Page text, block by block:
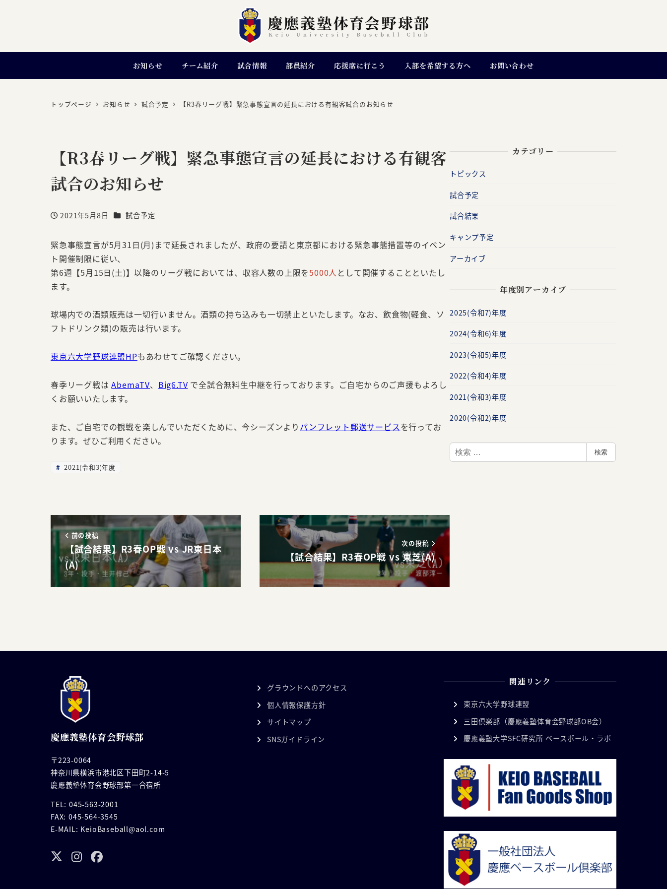
お知らせ チーム紹介 試合情報 部員紹介 応援席に行こう 入部を希望する方へ お問い合わせ
トップページ お知らせ 試合予定 【R3春リーグ戦】緊急事態宣言の延長における有観客試合のお知らせ
【R3春リーグ戦】緊急事態宣言の延長における有観客
試合のお知らせ
投稿日
2021年5月8日 カテゴリー
試合予定
緊急事態宣言が5月31日(月)まで延長されましたが、政府の要請と東京都における緊急事態措置等のイベン
ト開催制限に従い、
第6週【5月15日(土)】以降のリーグ戦においては、収容人数の上限を5000人 として開催することといたし
ます。
球場内での酒類販売は一切行いません。酒類の持ち込みも一切禁止といたします。なお、飲食物(軽食、ソ
フトドリンク類)の販売は行います。
東京六大学野球連盟HPもあわせてご確認ください。
春季リーグ戦はAbemaTV、 Big6.TV で全試合無料生中継を行っております。ご自宅からのご声援もよろし
くお願いいたします。
また、ご自宅での観戦を楽しんでいただくために、今シーズンより パンフレット郵送サービスを行ってお
ります。ぜひご利用ください。
2021(令和3)年度
前の投稿
【試合結果】R3春OP戦 vs JR東日本
(A)
次の投稿
【試合結果】R3春OP戦 vs 東芝(A)
カテゴリー
トピックス
試合予定
試合結果
キャンプ予定
アーカイブ
年度別アーカイブ
2025(令和7)年度
2024(令和6)年度
2023(令和5)年度
2022(令和4)年度
2021(令和3)年度
2020(令和2)年度
検
索
検索
慶應義塾体育会野球部
〒223-0064
神奈川県横浜市港北区下田町2-14-5
慶應義塾体育会野球部第一合宿所
TEL: 045-563-2001
FAX: 045-564-3545
E-MAIL: KeioBaseball@aol.com
グラウンドへのアクセス
個人情報保護方針
サイトマップ
SNSガイドライン
関連リンク
東京六大学野球連盟
三田倶楽部（慶應義塾体育会野球部OB会）
慶應義塾大学SFC研究所 ベースボール・ラボ